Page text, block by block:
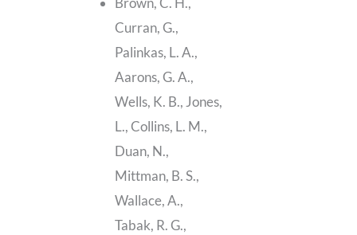
Curran, G.,
Palinkas, L. A.,
Aarons, G. A.,
Wells, K. B., Jones,
L., Collins, L. M.,
Duan, N.,
Mittman, B. S.,
Wallace, A.,
Tabak, R. G.,